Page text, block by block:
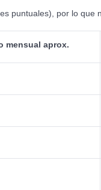
puntuales), por lo
mensual aprox.